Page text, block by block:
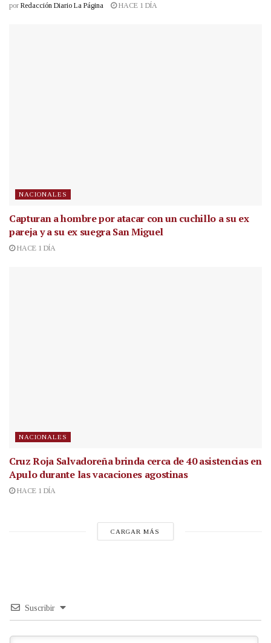
por Redacción Diario La Página HACE 1 DÍA
NACIONALES
Capturan a hombre por atacar con un cuchillo a su ex
pareja y a su ex suegra San Miguel
HACE 1 DÍA
NACIONALES
Cruz Roja Salvadoreña brinda cerca de 40 asistencias en
Apulo durante las vacaciones agostinas
HACE 1 DÍA
CARGAR MÁS
Suscribir